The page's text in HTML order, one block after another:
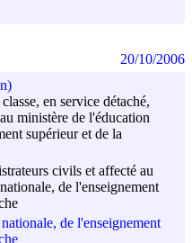
en service détaché,
ministère de l'éducation
supérieur et de la
civils et affecté au
de l'enseignement
de l'enseignement
20/10/2006